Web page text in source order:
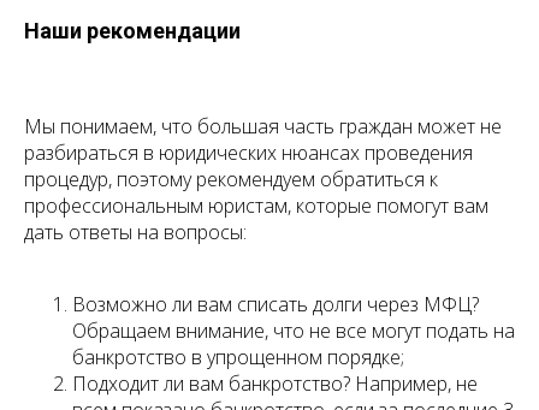
Наши рекомендации
Мы понимаем, что большая часть граждан может не
разбираться в юридических нюансах проведения
процедур, поэтому рекомендуем обратиться к
профессиональным юристам, которые помогут вам
дать ответы на вопросы:
Возможно ли вам списать долги через МФЦ?
Обращаем внимание, что не все могут подать на
банкротство в упрощенном порядке;
Подходит ли вам банкротство? Например, не